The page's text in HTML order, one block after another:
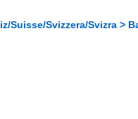
Suisse/Svizzera/Svizra >